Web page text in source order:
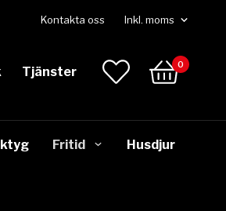
Kontakta oss
Tjänster
0
Fritid Husdjur